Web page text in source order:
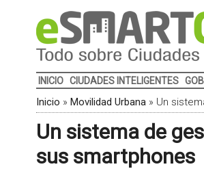
INICIO CIUDADES INTELIGENTES
Inicio » Movilidad Urbana» Un
Un sistema de
sus smartphones